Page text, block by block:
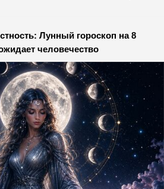
Лунный гороскоп на 8
человечество